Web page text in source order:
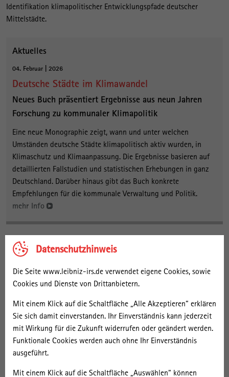
Datenschutzhinweis
Die Seite www.leibniz-irs.de verwendet eigene Cookies, sowie
Cookies und Dienste von Drittanbietern.
Mit einem Klick auf die Schaltfläche „Alle Akzeptieren“ erklären
Sie sich damit einverstanden. Ihr Einverständnis kann jederzeit
mit Wirkung für die Zukunft widerrufen oder geändert werden.
Funktionale Cookies werden auch ohne Ihr Einverständnis
ausgeführt.
Mit einem Klick auf die Schaltfläche „Auswählen“ können
Identifikation klimapolitischer Entwicklungspfade deutscher
Mittelstädte.
Aktuelles
04. Februar | 2026
Deutsche Städte im Klimawandel
Neues Buch präsentiert Ergebnisse aus neun Jahren
Forschung zu kommunaler Klimapolitik
Eine neue Monographie zeigt, wann und unter welchen
Umständen deutsche Städte klimapolitisch aktiv wurden, in
Klimaschutz und Klimaanpassung. Die Ergebnisse basieren auf
detaillierten Fallstudien und statistischen Erhebungen in ganz
Deutschland. Darüber hinaus gibt das Buch konkrete
Empfehlungen für die kommunale Verwaltung und Politik.
mehr Info
Links
ExTrass Verbundwebsite
Publikationen
Otto, A., Kern, K. , Haupt, W., Eckersley, P., & Thieken, A. (2021).Ranking Local
Climate Policy: Assessing the Mitigation and Adaptation Activities of 104
German Cities